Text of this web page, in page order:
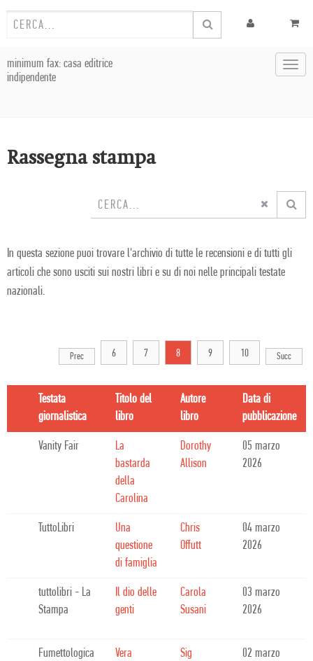
minimum fax: casa editrice
indipendente
Rassegna stampa
In questa sezione puoi trovare l'archivio di tutte le recensioni e di tutti gli
articoli che sono usciti sui nostri libri e su di noi nelle principali testate
nazionali.
Prec 6 7 8 9 10 Succ
Testata
giornalistica
Titolo del
libro
Autore
libro
Data di
pubblicazione
Vanity Fair
La
bastarda
della
Carolina
Dorothy
Allison
05 marzo
2026
TuttoLibri
Una
questione
di famiglia
Chris
Offutt
04 marzo
2026
tuttolibri - La
Stampa
Il dio delle
genti
Carola
Susani
03 marzo
2026
Fumettologica
Vera
Sig
02 marzo